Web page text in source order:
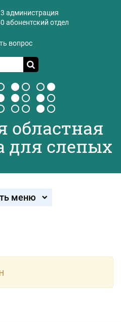
администрация
абонентский отдел
вопрос
областная
для слепых
меню